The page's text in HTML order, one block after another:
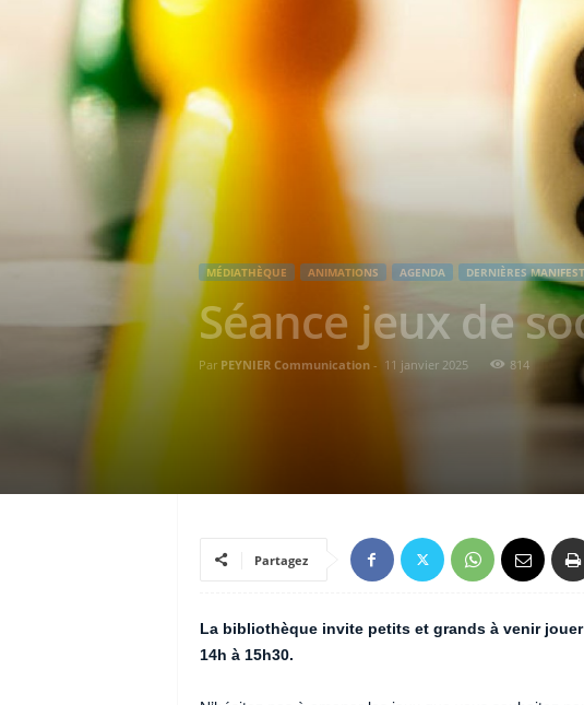
MÉDIATHÈQUE ANIMATIONS AGENDA DERNIÈRES
Séance jeux de
Par PEYNIER Communication- 11 janvier 2025 814
Partagez
La bibliothèque invite petits et grands à venir
14h à 15h30.